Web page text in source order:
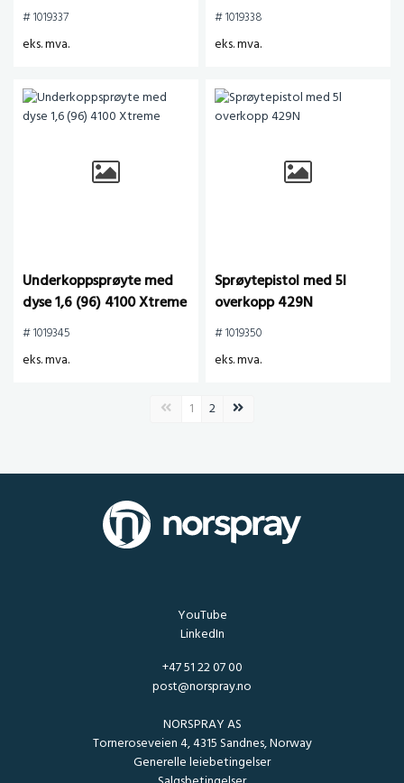
# 1019337
eks. mva.
# 1019338
eks. mva.
Underkoppsprøyte med
dyse 1,6 (96) 4100 Xtreme
# 1019345
eks. mva.
Sprøytepistol med 5l
overkopp 429N
# 1019350
eks. mva.
Forrige side
1 2 Neste side
YouTube
LinkedIn
+47 51 22 07 00
post@norspray.no
NORSPRAY AS
Torneroseveien 4, 4315 Sandnes, Norway
Generelle leiebetingelser